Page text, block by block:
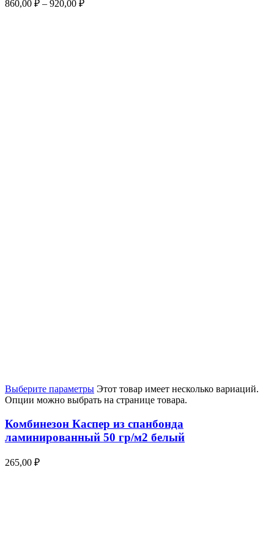
860,00 ₽ – 920,00 ₽
Выберите параметры Этот товар имеет несколько вариаций.
Опции можно выбрать на странице товара.
Комбинезон Каспер из спанбонда
ламинированный 50 гр/м2 белый
265,00 ₽